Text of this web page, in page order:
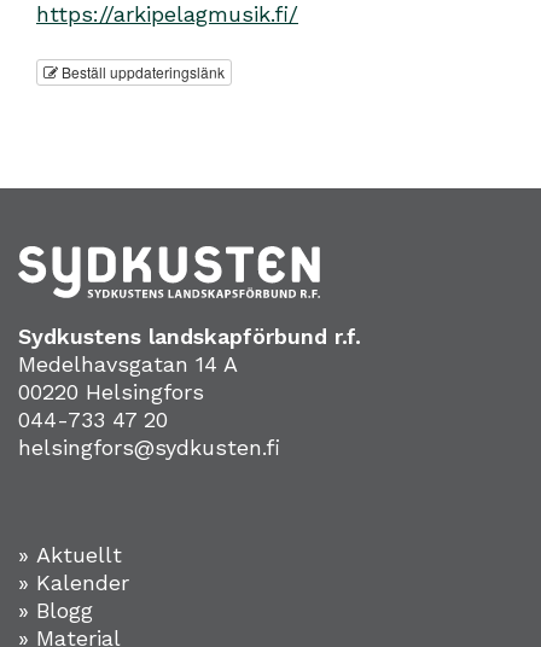
https://arkipelagmusik.fi/
Beställ uppdateringslänk
Sydkustens landskapförbund r.f.
Medelhavsgatan 14 A
00220 Helsingfors
044-733 47 20
helsingfors@sydkusten.fi
» Aktuellt
» Kalender
» Blogg
» Material